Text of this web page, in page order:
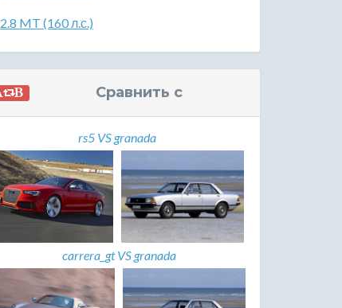
2.8 MT (160 л.с.)
Сравнить с
rs5 VS granada
carrera_gt VS granada